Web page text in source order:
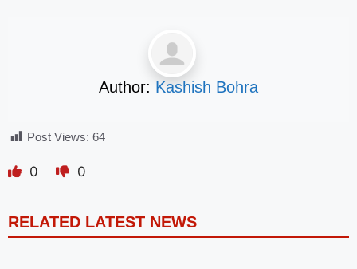
Author: Kashish Bohra
Post Views: 64
0 0
RELATED LATEST NEWS